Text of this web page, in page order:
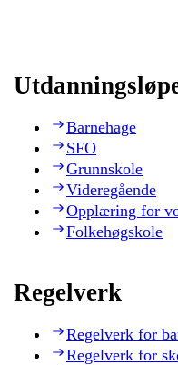
Barnehage
SFO
Grunnskole
Videregående
Opplæring for
Folkehøgskole
Regelverk
Regelverk for
Regelverk for